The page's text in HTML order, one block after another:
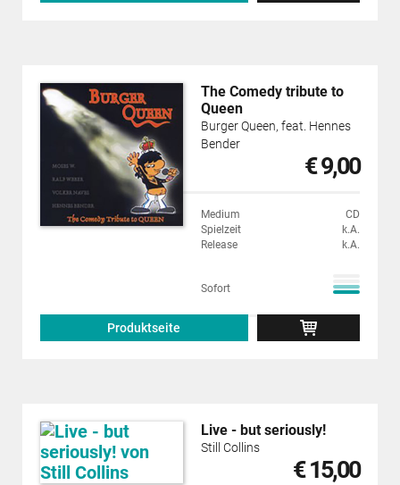
The Comedy tribute to
Queen
Burger Queen, feat. Hennes
Bender
€ 9,00
Medium
CD
Spielzeit
k.A.
Release
k.A.
Sofort
Produktseite
Live - but seriously!
Still Collins
€ 15,00